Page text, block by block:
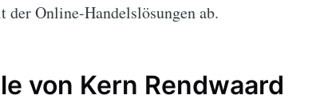
der Online-Handelslösungen ab.
von Kern Rendwaard